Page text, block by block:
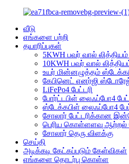
வீடு
எங்களை பற்றி
தயாரிப்புகள்
5KWH பவர் வால் லித்தியம்
10KWH பவர் வால்
உயர் மின்னழுத்தம்
கேபினெட் எனர்ஜி
LiFePo4 பேட்டரி
போர்ட்டபிள் லைஃப்போ4
ஸ்டேக்கபிள் லைஃப்போ4
சோலார் பேட்டரிக்கான
பெரிய கொள்ளளவு ஆற்றல்
சோலார் தெரு விளக்கு
செய்தி
அடிக்கடி கேட்கப்படும் கேள்விகள்
எங்களை தொடர்பு கொள்ள